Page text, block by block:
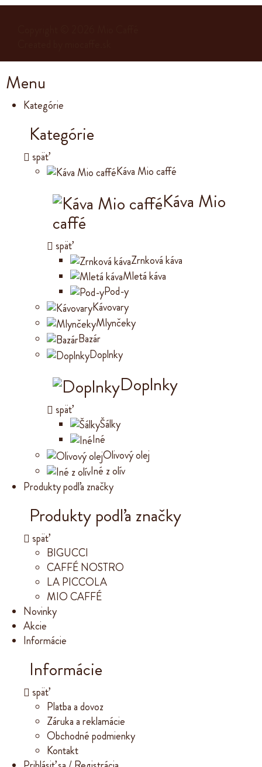
Menu
Kategórie
Kategórie
späť
Káva Mio caffé
Káva Mio
caffé
späť
Zrnková káva
Mletá káva
Pod-y
Kávovary
Mlynčeky
Bazár
Doplnky
Doplnky
späť
Šálky
Iné
Olivový olej
Iné z olív
Produkty podľa značky
Produkty podľa značky
späť
BIGUCCI
CAFFÉ NOSTRO
LA PICCOLA
MIO CAFFÉ
Novinky
Akcie
Informácie
Informácie
späť
Platba a dovoz
Záruka a reklamácie
Obchodné podmienky
Kontakt